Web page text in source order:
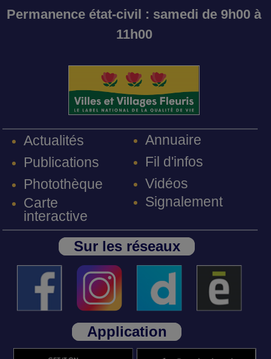
Permanence état-civil : samedi de 9h00 à
11h00
Actualités
Publications
Photothèque
Carte
interactive
Annuaire
Fil d'infos
Vidéos
Signalement
Sur les réseaux
Application